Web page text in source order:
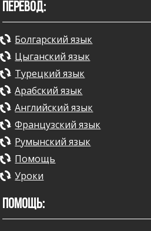
ПЕРЕВОД:
Болгарский язык
Цыганский язык
Турецкий язык
Арабский язык
Английский язык
Французский язык
Румынский язык
Помощь
Уроки
ПОМОЩЬ: